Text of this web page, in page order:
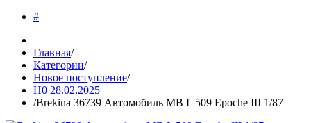
#
Главная/
Категории/
Новое поступление/
H0 28.02.2025
/Brekina 36739 Автомобиль MB L 509 Epoche III 1/87